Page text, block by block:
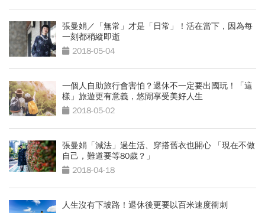
張曼娟／「無常」才是「日常」！活在當下，因為每
一刻都稍縱即逝
2018-05-04
一個人自助旅行會害怕？退休不一定要出國玩！「這
樣」旅遊更有意義，悠閒享受美好人生
2018-05-02
張曼娟「減法」過生活、穿搭舊衣也開心 「現在不做
自己，難道要等80歲？」
2018-04-18
人生沒有下坡路！退休後更要以百米速度衝刺